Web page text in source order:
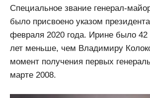
Специальное звание генерал-
было присвоено указом
февраля 2020 года. Ирине было
лет меньше, чем Владимиру
момент получения первых
марте 2008.